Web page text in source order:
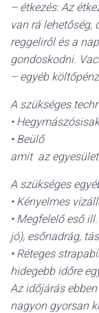
– étkezés: Az
van rá
reggeliről és a
gondoskodni.
– egyéb költőpénz
A szükséges
• Hegymászósisak
• Beülő
amit az
A szükséges
• Kényelmes
• Megfelelő eső
jó), esőnadrág,
• Réteges
hidegebb időre
Az időjárás
nagyon gyorsan